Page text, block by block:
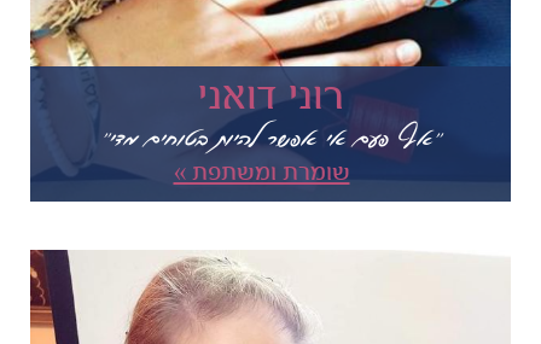
רוני דואני
"אף פעם אי אפשר להיות בטוחים מדי"
שומרת ומשתפת »